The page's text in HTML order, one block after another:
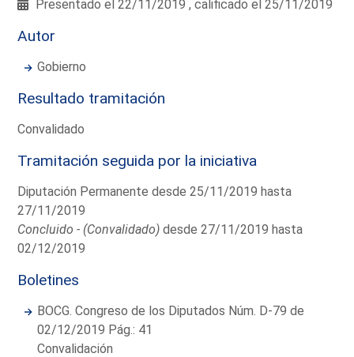
Presentado el 22/11/2019 , calificado el 25/11/2019
Autor
Gobierno
Resultado tramitación
Convalidado
Tramitación seguida por la iniciativa
Diputación Permanente desde 25/11/2019 hasta
27/11/2019
Concluido - (Convalidado) desde 27/11/2019 hasta
02/12/2019
Boletines
BOCG. Congreso de los Diputados Núm. D-79 de
02/12/2019 Pág.: 41
Convalidación